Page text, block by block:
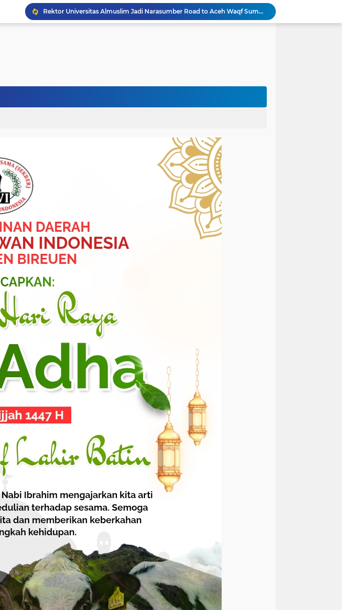
Rektor Universitas Almuslim Jadi Narasumber Road to Aceh Waqf Summit, Paparkan Praktik Baik Kampus Wakaf
Politisi Senior PPP Abdullah Amin Resmi Bergabung dengan PKS Bireuen
Wapres Gibran Tinjau Hasil Revitalisasi UPTD SDN 7 Jangka, Pastikan Pemulihan Pendidikan Pascabencana Berjalan Optimal